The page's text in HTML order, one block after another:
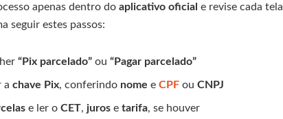
apenas dentro do aplicativo oficial e revise cada tela
seguir estes passos:
“Pix parcelado” ou“Pagar parcelado”
achave Pix, conferindo nome eCPF ouCNPJ
e ler oCET, juros etarifa, se houver